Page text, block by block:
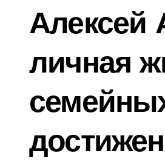
Алексей
личная